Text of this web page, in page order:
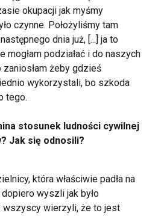
okupacji jak myśmy
czynne. Położyliśmy tam
dnia już, [...] ja to
mogłam podziałać i do naszych
zaniosłam żeby gdzieś
wykorzystali, bo szkoda
tego.
stosunek ludności cywilnej
Jak się odnosili?
która właściwie padła na
wyszli jak było
wszyscy wierzyli, że to jest